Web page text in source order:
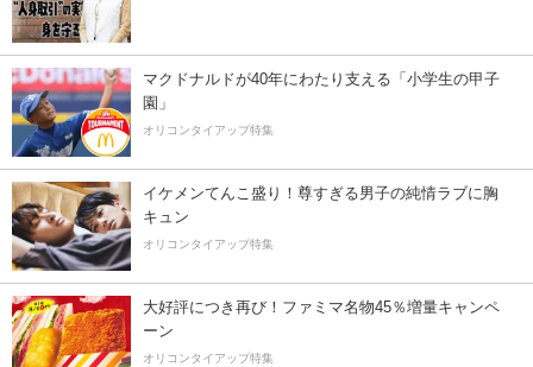
マクドナルドが40年にわたり支える「小学生の甲子
園」
オリコンタイアップ特集
イケメンてんこ盛り！尊すぎる男子の純情ラブに胸
キュン
オリコンタイアップ特集
大好評につき再び！ファミマ名物45％増量キャンペ
ーン
オリコンタイアップ特集